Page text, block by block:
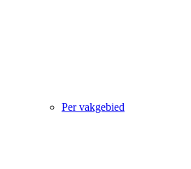
Per vakgebied